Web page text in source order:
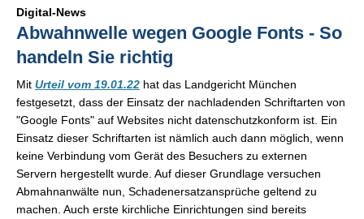
Digital-News
Abwahnwelle wegen Google Fonts - So
handeln Sie richtig
Mit Urteil vom 19.01.22 hat das Landgericht München
festgesetzt, dass der Einsatz der nachladenden Schriftarten von
"Google Fonts" auf Websites nicht datenschutzkonform ist. Ein
Einsatz dieser Schriftarten ist nämlich auch dann möglich, wenn
keine Verbindung vom Gerät des Besuchers zu externen
Servern hergestellt wurde. Auf dieser Grundlage versuchen
Abmahnanwälte nun, Schadenersatzansprüche geltend zu
machen. Auch erste kirchliche Einrichtungen sind bereits